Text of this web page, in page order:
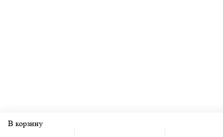
В корзину